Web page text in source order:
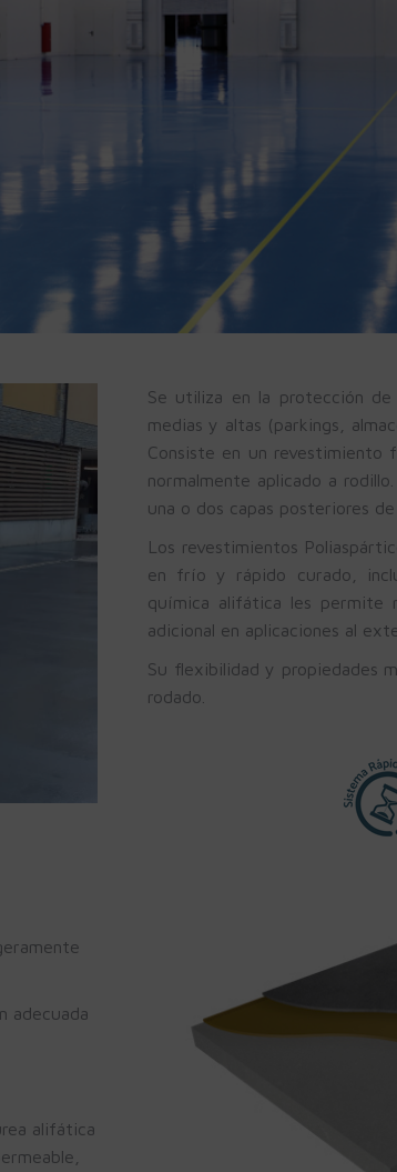
Se utiliza en la protección
medias y altas (parkings,
Consiste en un revestimiento
normalmente aplicado a
una o dos capas posteriores de
Los revestimientos
en frío y rápido curado,
química alifática les permite
adicional en aplicaciones al
Su flexibilidad y propiedades
rodado.
adecuada
alifática